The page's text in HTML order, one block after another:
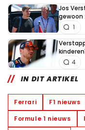
Jos
gewoon
1
4
IN DIT ARTIKEL
Ferrari F1 nieuws
Formule 1 nieuws